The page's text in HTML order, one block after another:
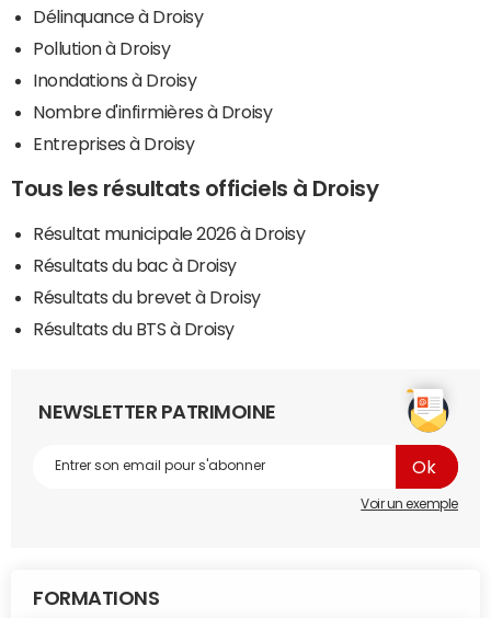
Délinquance à Droisy
Pollution à Droisy
Inondations à Droisy
Nombre d'infirmières à Droisy
Entreprises à Droisy
Tous les résultats officiels à Droisy
Résultat municipale 2026 à Droisy
Résultats du bac à Droisy
Résultats du brevet à Droisy
Résultats du BTS à Droisy
NEWSLETTER PATRIMOINE
Voir un exemple
FORMATIONS